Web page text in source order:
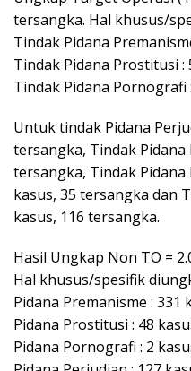
tersangka. Hal khusus/
Tindak Pidana
Tindak Pidana Prostitusi :
Tindak Pidana Pornografi
Untuk tindak Pidana
tersangka, Tindak Pidana
tersangka, Tindak Pidana
kasus, 35 tersangka dan
kasus, 116 tersangka.
Hasil Ungkap Non TO =
Hal khusus/spesifik
Pidana Premanisme :
Pidana Prostitusi : 48
Pidana Pornografi : 2